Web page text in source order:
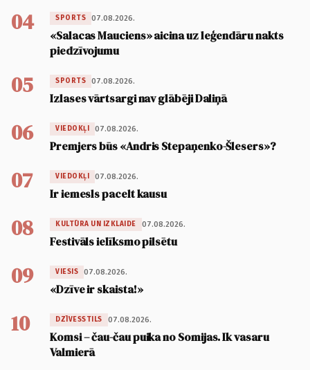
04 SPORTS 07.08.2026.
«Salacas Mauciens» aicina uz leģendāru nakts
piedzīvojumu
05 SPORTS 07.08.2026.
Izlases vārtsargi nav glābēji Daliņā
06 VIEDOKĻI 07.08.2026.
Premjers būs «Andris Stepaņenko-Šlesers»?
07 VIEDOKĻI 07.08.2026.
Ir iemesls pacelt kausu
08 KULTŪRA UN IZKLAIDE 07.08.2026.
Festivāls ielīksmo pilsētu
09 VIESIS 07.08.2026.
«Dzīve ir skaista!»
10 DZĪVESSTILS 07.08.2026.
Komsi – čau-čau puika no Somijas. Ik vasaru
Valmierā